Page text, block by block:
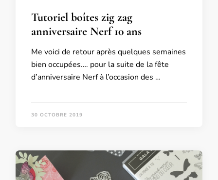
Tutoriel boîtes zig zag
anniversaire Nerf 10 ans
Me voici de retour après quelques semaines
bien occupées…. pour la suite de la fête
d’anniversaire Nerf à l’occasion des …
30 OCTOBRE 2019